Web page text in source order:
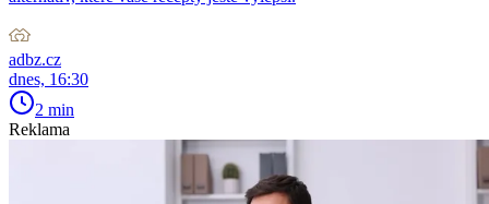
adbz.cz
dnes, 16:30
2 min
Reklama